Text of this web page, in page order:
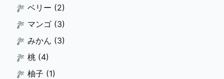
ベリー (2)
マンゴ (3)
みかん (3)
桃 (4)
柚子 (1)